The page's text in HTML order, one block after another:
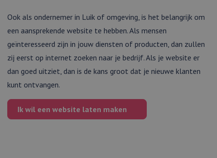
Ook als ondernemer in Luik of omgeving, is het belangrijk om
een aansprekende website te hebben. Als mensen
geïnteresseerd zijn in jouw diensten of producten, dan zullen
zij eerst op internet zoeken naar je bedrijf. Als je website er
dan goed uitziet, dan is de kans groot dat je nieuwe klanten
kunt ontvangen.
Ik wil een website laten maken